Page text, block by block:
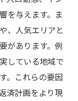
を与えます。ま
、人気エリアと
があります。例
している地域で
。これらの要因
済計画をより現